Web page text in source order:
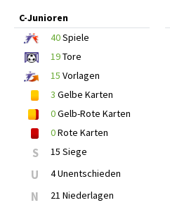
C-Junioren
40Spiele
19Tore
15 Vorlagen
3 Gelbe Karten
0Gelb-Rote Karten
0Rote Karten
S 15 Siege
U 4 Unentschieden
N 21 Niederlagen